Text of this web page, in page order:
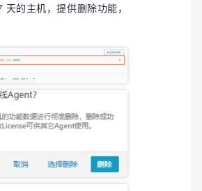
的主机，提供删除功能，